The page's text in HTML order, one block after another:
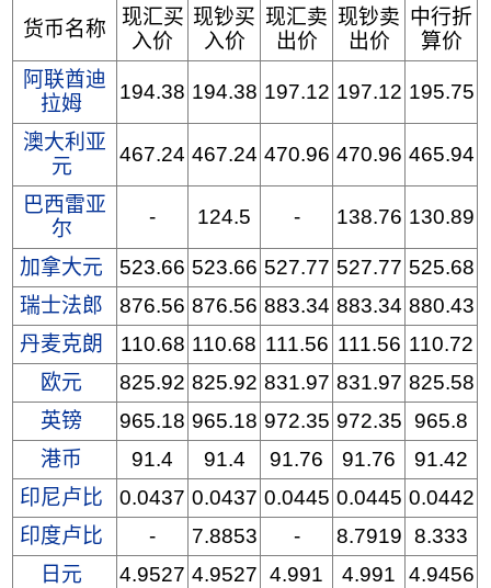
货币名称
现汇买
入价
现钞买
入价
现汇卖
出价
现钞卖
出价
中行折
算价
阿联酋迪
拉姆
194.38 194.38 197.12 197.12 195.75
澳大利亚
元
467.24 467.24 470.96 470.96 465.94
巴西雷亚
尔
- 124.5 - 138.76 130.89
加拿大元 523.66 523.66 527.77 527.77 525.68
瑞士法郎
876.56 876.56 883.34 883.34 880.43
丹麦克朗
110.68 110.68 111.56 111.56 110.72
欧元
825.92 825.92 831.97 831.97 825.58
英镑
965.18 965.18 972.35 972.35
965.8
港币
91.4 91.4 91.76 91.76
91.42
印尼卢比
0.0437 0.0437 0.0445 0.0445 0.0442
印度卢比
- 7.8853 - 8.7919 8.333
日元
4.9527 4.9527 4.991 4.991
4.9456